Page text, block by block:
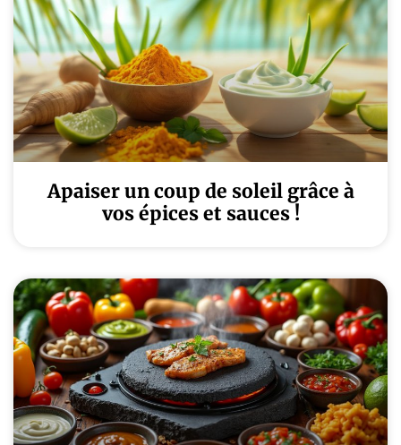
Apaiser un coup de soleil grâce à
vos épices et sauces !